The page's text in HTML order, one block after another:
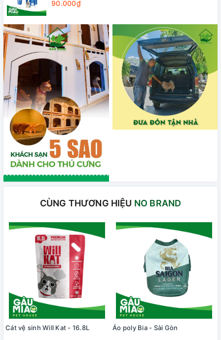
90.000₫
CÙNG THƯƠNG HIỆU NO BRAND
Cát vệ sinh Will Kat - 16.8L Áo poly Bia - Sài Gòn